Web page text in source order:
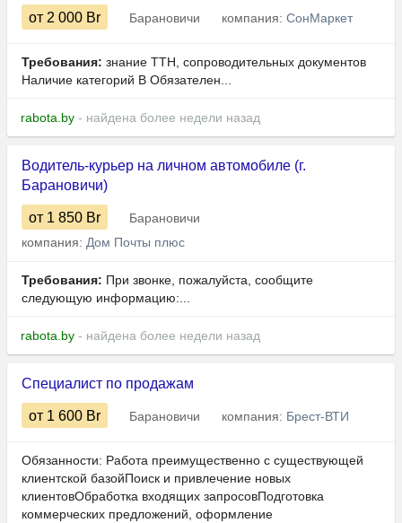
от 2 000 Br Барановичи компания: СонМаркет
Требования: знание ТТН, сопроводительных документов
Наличие категорий В Обязателен...
rabota.by - найдена более недели назад
Водитель-курьер на личном автомобиле (г.
Барановичи)
от 1 850 Br
Барановичи
компания: Дом Почты плюс
Требования: При звонке, пожалуйста, сообщите
следующую информацию:...
rabota.by - найдена более недели назад
Специалист по продажам
от 1 600 Br Барановичи компания: Брест-ВТИ
Обязанности: Работа преимущественно с существующей
клиентской базойПоиск и привлечение новых
клиентовОбработка входящих запросовПодготовка
коммерческих предложений, оформление